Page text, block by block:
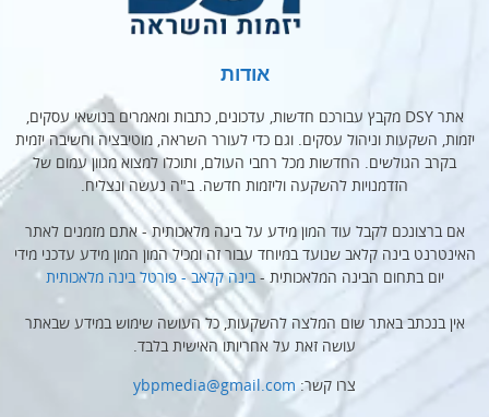
אודות
אתר DSY מקבץ עבורכם חדשות, עדכונים, כתבות ומאמרים בנושאי עסקים,
יזמות, השקעות וניהול עסקים. וגם כדי לעורר השראה, מוטיבציה וחשיבה יזמית
בקרב הגולשים. החדשות מכל רחבי העולם, ותוכלו למצוא מגוון עמום של
הזדמנויות להשקעה וליזמות חדשה. ב"ה נעשה ונצליח.
אם ברצונכם לקבל עוד המון מידע על בינה מלאכותית - אתם מזמנים לאתר
האינטרנט בינה קלאב שנועד במיוחד עבור זה ומכיל המון המון מידע עדכני מידי
יום בתחום הבינה המלאכותית -בינה קלאב - פורטל בינה מלאכותית
אין בנכתב באתר שום המלצה להשקעות, כל העושה שימוש במידע שבאתר
עושה זאת על אחריותו האישית בלבד.
צרו קשר: ybpmedia@gmail.com